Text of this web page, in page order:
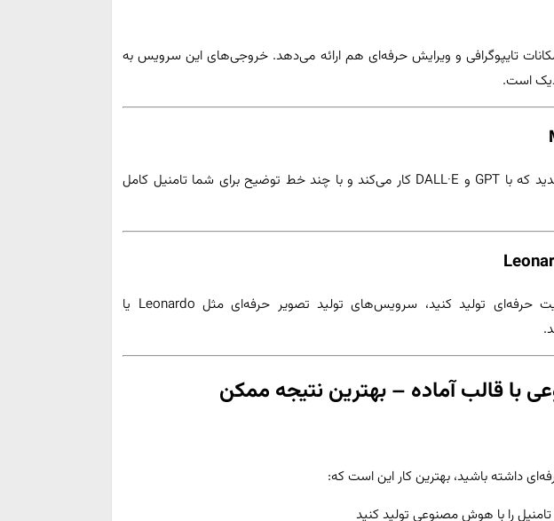
امکانات تایپوگرافی و ویرایش حرفه‌ای هم ارائه می‌دهد. خروجی‌های این سرویس به
است.
یکی از بهترین ابزارهای نسل جدید که با GPT و DALL·E کار می‌کند و با چند خط توضیح برای شما تامنیل کامل
اگر می‌خواهید تصاویر بی‌نهایت حرفه‌ای تولید کنید، سرویس‌های تولید تصویر حرفه‌ای مثل Leonardo یا
قالب آماده – بهترین نتیجه ممکن
داشته باشید، بهترین کار این است که:
را با هوش مصنوعی تولید کنید